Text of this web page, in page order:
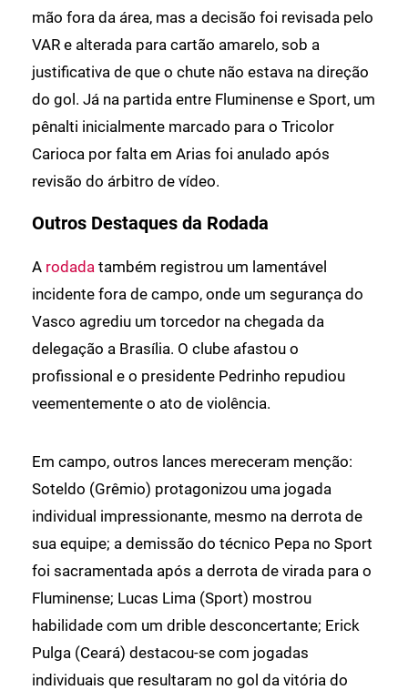
mão fora da área, mas a decisão foi revisada pelo
VAR e alterada para cartão amarelo, sob a
justificativa de que o chute não estava na direção
do gol. Já na partida entre Fluminense e Sport, um
pênalti inicialmente marcado para o Tricolor
Carioca por falta em Arias foi anulado após
revisão do árbitro de vídeo.
Outros Destaques da Rodada
A rodada também registrou um lamentável
incidente fora de campo, onde um segurança do
Vasco agrediu um torcedor na chegada da
delegação a Brasília. O clube afastou o
profissional e o presidente Pedrinho repudiou
veementemente o ato de violência.
Em campo, outros lances mereceram menção:
Soteldo (Grêmio) protagonizou uma jogada
individual impressionante, mesmo na derrota de
sua equipe; a demissão do técnico Pepa no Sport
foi sacramentada após a derrota de virada para o
Fluminense; Lucas Lima (Sport) mostrou
habilidade com um drible desconcertante; Erick
Pulga (Ceará) destacou-se com jogadas
individuais que resultaram no gol da vitória do